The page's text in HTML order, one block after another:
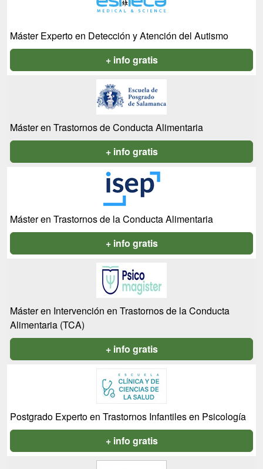
Máster Experto en Detección y Atención del Autismo
+ info gratis
Máster en Trastornos de Conducta Alimentaria
+ info gratis
Máster en Trastornos de la Conducta Alimentaria
+ info gratis
Máster en Intervención en Trastornos de la Conducta
Alimentaria (TCA)
+ info gratis
Postgrado Experto en Trastornos Infantiles en Psicología
+ info gratis